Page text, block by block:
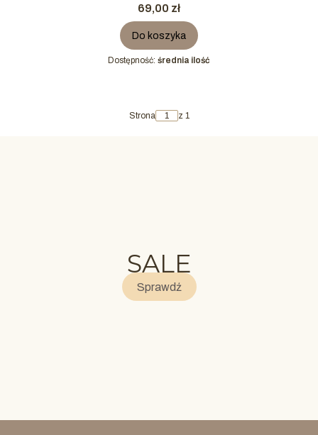
Cena
69,00 zł
Do koszyka
Dostępność: średnia ilość
Strona z 1
SALE
Sprawdź